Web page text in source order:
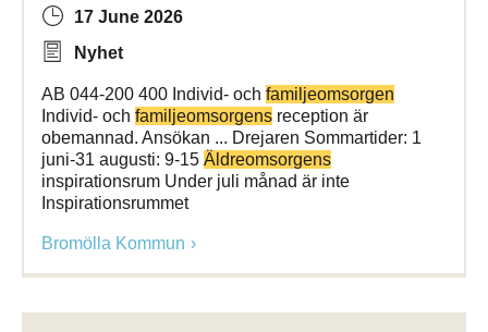
17 June 2026
Nyhet
AB 044-200 400 Individ- och familjeomsorgen
Individ- och familjeomsorgens reception är
obemannad. Ansökan ... Drejaren Sommartider: 1
juni-31 augusti: 9-15 Äldreomsorgens
inspirationsrum Under juli månad är inte
Inspirationsrummet
Bromölla Kommun